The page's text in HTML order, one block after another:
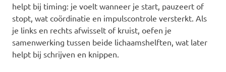
helpt bij timing: je voelt wanneer je start, pauzeert of
stopt, wat coördinatie en impulscontrole versterkt. Als
je links en rechts afwisselt of kruist, oefen je
samenwerking tussen beide lichaamshelften, wat later
helpt bij schrijven en knippen.